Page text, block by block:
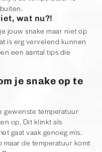
wat nu?!
jouw snake maar niet op
is erg vervelend kunnen
een aantal tips die
je snake op te
gewenste temperatuur
op. Dit klinkt als
gaat vaak genoeg mis.
de temperatuur komt